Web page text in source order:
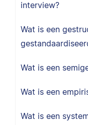
interview?
Wat is een
Wat is een
Wat is een
Wat is een